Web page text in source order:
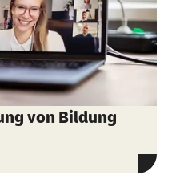
von Bildung